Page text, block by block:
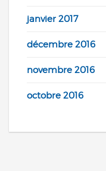
janvier 2017
décembre 2016
novembre 2016
octobre 2016